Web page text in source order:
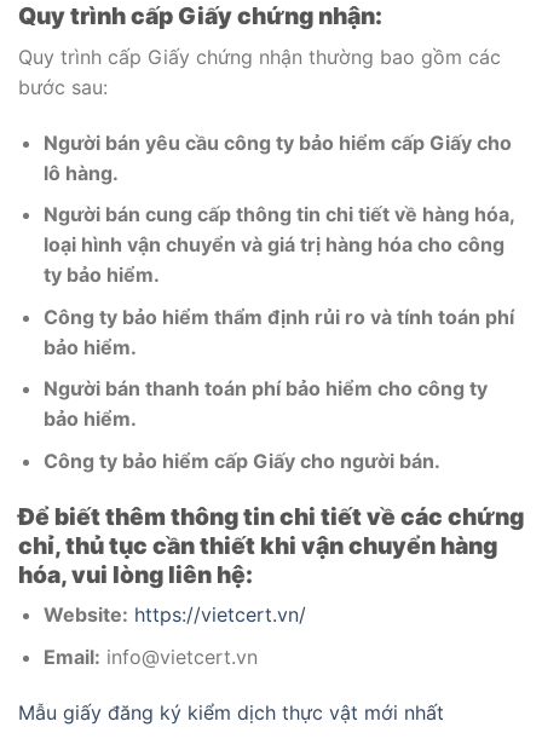
Quy trình cấp Giấy chứng nhận:
Quy trình cấp Giấy chứng nhận thường bao gồm các
bước sau:
Người bán yêu cầu công ty bảo hiểm cấp Giấy cho
lô hàng.
Người bán cung cấp thông tin chi tiết về hàng hóa,
loại hình vận chuyển và giá trị hàng hóa cho công
ty bảo hiểm.
Công ty bảo hiểm thẩm định rủi ro và tính toán phí
bảo hiểm.
Người bán thanh toán phí bảo hiểm cho công ty
bảo hiểm.
Công ty bảo hiểm cấp Giấy cho người bán.
Để biết thêm thông tin chi tiết về các chứng
chỉ, thủ tục cần thiết khi vận chuyển hàng
hóa, vui lòng liên hệ:
Website: https://vietcert.vn/
Email: info@vietcert.vn
Mẫu giấy đăng ký kiểm dịch thực vật mới nhất